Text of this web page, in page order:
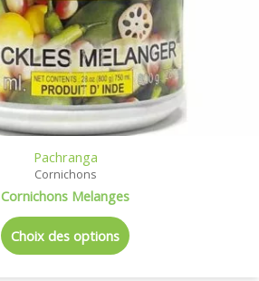
Pachranga
Cornichons
Cornichons Melanges
Choix des options